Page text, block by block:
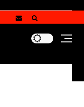
penalidades para